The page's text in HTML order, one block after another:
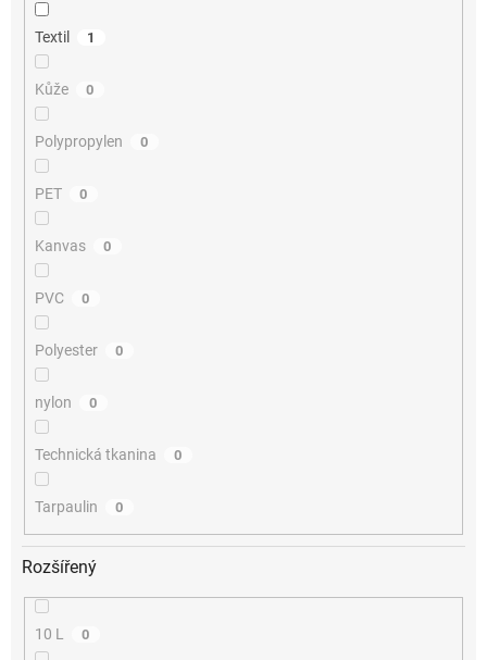
Textil 1
Kůže 0
Polypropylen 0
PET 0
Kanvas 0
PVC 0
Polyester 0
nylon 0
Technická tkanina 0
Tarpaulin 0
Rozšířený
10 L 0